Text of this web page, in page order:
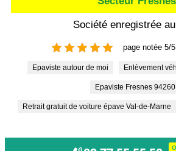
Société enregistrée
page notée 5/
Epaviste autour de moi Enlèvement
Epaviste Fresnes 94260
Retrait gratuit de voiture épave Val-de-Marne